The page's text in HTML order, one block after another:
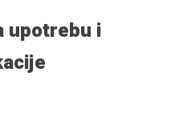
upotrebu i